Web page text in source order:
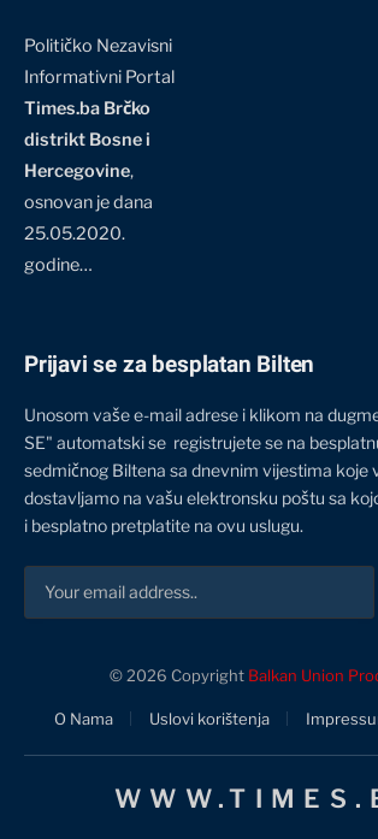
Političko Nezavisni
Informativni Portal
Times.ba Brčko
distrikt Bosne i
Hercegovine,
osnovan je dana
25.05.2020.
godine…
Prijavi se za besplatan Bilten
Unosom vaše e-mail adrese i klikom na
SE" automatski se registrujete se na
sedmičnog Biltena sa dnevnim vijestima koje
dostavljamo na vašu elektronsku poštu sa
i besplatno pretplatite na ovu uslugu.
© 2026 Copyright Balkan Union
O Nama Uslovi korištenja